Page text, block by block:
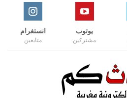
يوتوب
مشتركين
انستغرام
متابعين